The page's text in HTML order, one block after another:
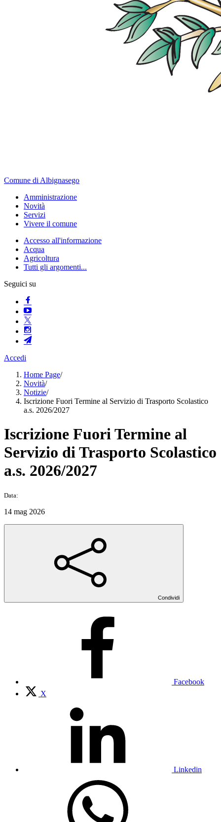
Comune di Albignasego
Amministrazione
Novità
Servizi
Vivere il comune
Accesso all'informazione
Acqua
Agricoltura
Tutti gli argomenti...
Seguici su
Accedi
Home Page/
Novità/
Notizie/
Iscrizione Fuori Termine al Servizio di Trasporto Scolastico
a.s. 2026/2027
Iscrizione Fuori Termine al
Servizio di Trasporto Scolastico
a.s. 2026/2027
Data:
14 mag 2026
Condividi
Facebook
X
Linkedin